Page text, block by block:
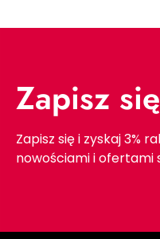
Zapisz
Zapisz się i zyskaj 3%
nowościami i ofertami